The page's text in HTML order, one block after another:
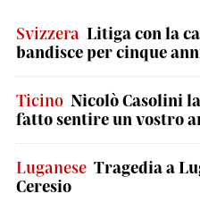
Svizzera Litiga con la
bandisce per cinque
Ticino Nicolò Casolini
fatto sentire un vostro
Luganese Tragedia a
Ceresio